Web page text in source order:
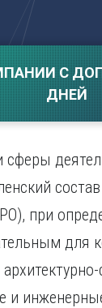
С
ДНЕЙ
сферы
при
для
и